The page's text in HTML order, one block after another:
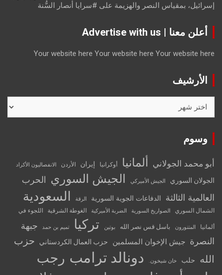
إسرائيل، بمقياس النصر والهزيمة على #سرايا أنصار السُّنة
أعلن معنا | Advertise with us
Your website here Your website here Your website here
الأرشيف
وسوم
أبو محمد الجولاني ألمانيا أوكرانيا إيران الأردن الانفصاليون الأكراد
الجولان السوري الجيش الأميركي الجيش السوري الحرب
العالمية الثالثة
الدفاعات الجوية السورية الرقة السعودية
الشمال السوري الصواريخ السورية الضربة الأميركية الغوطة الشرقية اللجوء في
ألمانيا المتنورون باسل قس نصر الله بوتين تركيا تميم بن حمد
جبهة
النصرة
جيش الإخوان المسلمين حزب العمال الكردستاني
حزب
الله
حلب خان شيخون. دونالد ترامب رجب